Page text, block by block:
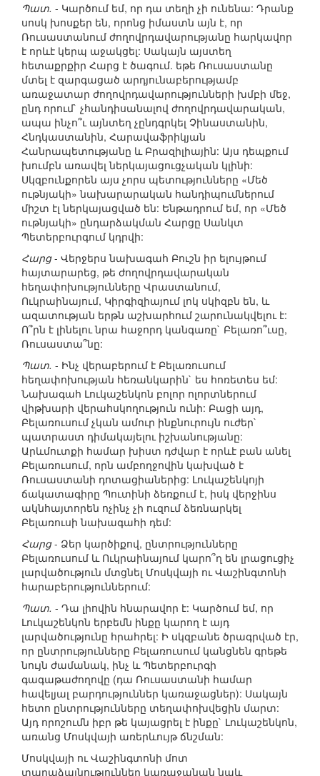
Պատ. - Կարծում եմ, որ դա տեղի չի ունենա: Դրանք
սոսկ խոսքեր են, որոնց իմաստն այն է, որ
Ռուսաստանում ժողովրդավարությանը հարկավոր
է որևէ կերպ աջակցել: Սակայն այստեղ
հետաքրքիր Հարց է ծագում. եթե Ռուսաստանը
մտել է զարգացած արդյունաբերությամբ
առաջատար ժողովրդավարությունների խմբի մեջ,
ընդ որում` չհանդիսանալով ժողովրդավարական,
ապա ինչո՞ւ այնտեղ չընդգրկել Չինաստանին,
Հնդկաստանին, Հարավաֆրիկյան
Հանրապետությանը և Բրազիլիային: Այս դեպքում
խումբն առավել ներկայացուցչական կլինի:
Սկզբունքորեն այս չորս պետությունները «Մեծ
ութնյակի» նախարարական հանդիպումներում
միշտ էլ ներկայացված են: Ենթադրում եմ, որ «Մեծ
ութնյակի» ընդարձակման Հարցը Սանկտ
Պետերբուրգում կդրվի:
Հարց- Վերջերս նախագահ Բուշն իր ելույթում
հայտարարեց, թե ժողովրդավարական
հեղափոխությունները Վրաստանում,
Ուկրաինայում, Կիրգիզիայում լոկ սկիզբն են, և
ազատության երթն աշխարհում շարունակվելու է:
Ո՞րն է լինելու նրա հաջորդ կանգառը` Բելառո՞ւսը,
Ռուսաստա՞նը:
Պատ. - Ինչ վերաբերում է Բելառուսում
հեղափոխության հեռանկարին` ես հոռետես եմ:
Նախագահ Լուկաշենկոն բոլոր ոլորտներում
վիթխարի վերահսկողություն ունի: Բացի այդ,
Բելառուսում չկան ամուր ինքնուրույն ուժեր`
պատրաստ դիմակայելու իշխանությանը:
Արևմուտքի համար խիստ դժվար է որևէ բան անել
Բելառուսում, որն ամբողջովին կախված է
Ռուսաստանի դոտացիաներից: Լուկաշենկոյի
ճակատագիրը Պուտինի ձեռքում է, իսկ վերջինս
ակնհայտորեն ոչինչ չի ուզում ձեռնարկել
Բելառուսի նախագահի դեմ:
Հարց- Ձեր կարծիքով, ընտրությունները
Բելառուսում և Ուկրաինայում կարո՞ղ են լրացուցիչ
լարվածություն մտցնել Մոսկվայի ու Վաշինգտոնի
հարաբերություններում:
Պատ. - Դա լիովին հնարավոր է: Կարծում եմ, որ
Լուկաշենկոն երբեմն ինքը կարող է այդ
լարվածությունը հրահրել: Ի սկզբանե ծրագրված էր,
որ ընտրությունները Բելառուսում կանցնեն գրեթե
նույն ժամանակ, ինչ և Պետերբուրգի
գագաթաժողովը (դա Ռուսաստանի համար
հավելյալ բարդություններ կառաջացներ): Սակայն
հետո ընտրությունները տեղափոխվեցին մարտ:
Այդ որոշումն իբր թե կայացրել է ինքը` Լուկաշենկոն,
առանց Մոսկվայի առերևույթ ճնշման:
Մոսկվայի ու Վաշինգտոնի մոտ
տարաձայնություններ կառաջանան նաև